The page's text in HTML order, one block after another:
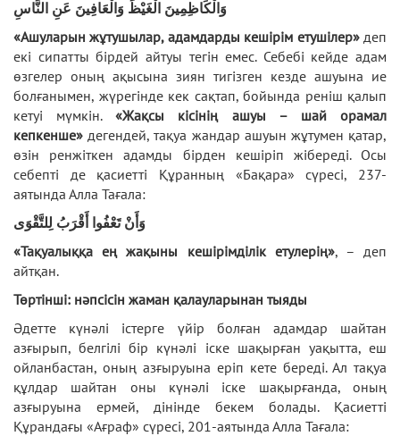
وَالْكَاظِمِينَ الْغَيْظَ وَالْعَافِينَ عَنِ النَّاسِ
«Ашуларын жұтушылар, адамдарды кешірім етушілер»деп
екі сипатты бірдей айтуы тегін емес. Себебі кейде адам
өзгелер оның ақысына зиян тигізген кезде ашуына ие
болғанымен, жүрегінде кек сақтап, бойында реніш қалып
кетуі мүмкін.«Жақсы кісінің ашуы – шай орамал
кепкенше» дегендей, тақуа жандар ашуын жұтумен қатар,
өзін ренжіткен адамды бірден кешіріп жібереді. Осы
себепті де қасиетті Құранның «Бақара» сүресі, 237-
аятында Алла Тағала:
وَأَنْ تَعْفُوا أَقْرَبُ لِلتَّقْوَى
«Тақуалыққа ең жақыны кешірімділік етулерің», – деп
айтқан.
Төртінші: нәпсісін жаман қалауларынан тыяды
Әдетте күнәлі істерге үйір болған адамдар шайтан
азғырып, белгілі бір күнәлі іске шақырған уақытта, еш
ойланбастан, оның азғыруына еріп кете береді. Ал тақуа
құлдар шайтан оны күнәлі іске шақырғанда, оның
азғыруына ермей, дінінде бекем болады. Қасиетті
Құрандағы «Ағраф» сүресі, 201-аятында Алла Тағала: